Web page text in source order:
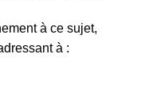
à ce sujet,
à :